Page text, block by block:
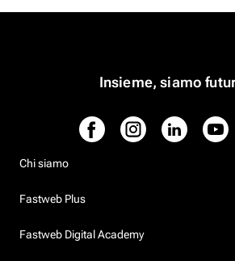
Insieme, siamo
Chi siamo
Fastweb Plus
Fastweb Digital Academy